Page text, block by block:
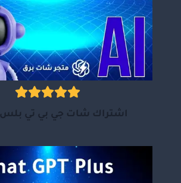
اشتراك شات جي بي تي بلس 1 شهر